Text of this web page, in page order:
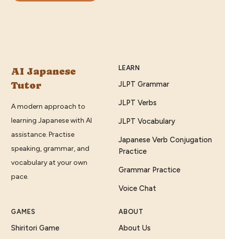
AI Japanese
Tutor
A modern approach to
learning Japanese with AI
assistance. Practise
speaking, grammar, and
vocabulary at your own
pace.
LEARN
JLPT Grammar
JLPT Verbs
JLPT Vocabulary
Japanese Verb Conjugation
Practice
Grammar Practice
Voice Chat
GAMES
Shiritori Game
ABOUT
About Us